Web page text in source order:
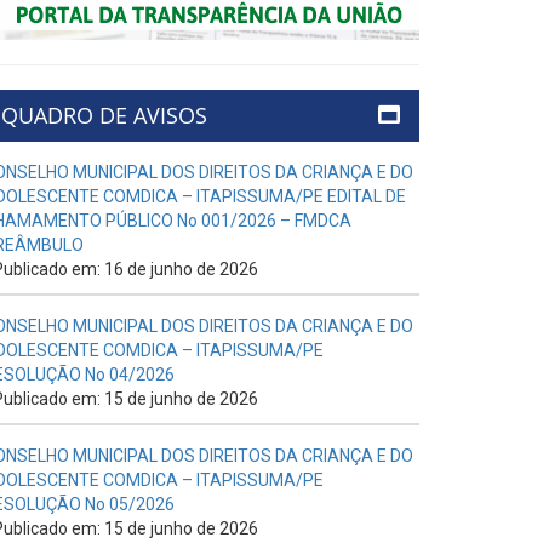
QUADRO DE AVISOS
MUNICIPAL DOS DIREITOS DA CRIANÇA E DO
COMDICA – ITAPISSUMA/PE EDITAL DE
PÚBLICO No 001/2026 – FMDCA
em: 16 de junho de 2026
MUNICIPAL DOS DIREITOS DA CRIANÇA E DO
COMDICA – ITAPISSUMA/PE
No 04/2026
em: 15 de junho de 2026
MUNICIPAL DOS DIREITOS DA CRIANÇA E DO
COMDICA – ITAPISSUMA/PE
No 05/2026
em: 15 de junho de 2026